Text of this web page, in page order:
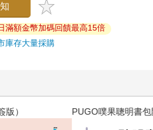
滿額金幣加碼回饋最高15倍
庫存大量採購
噗果聰明書包開學季預購優惠